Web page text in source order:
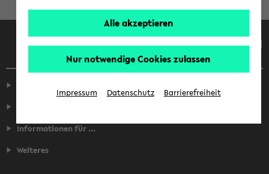
Informationen für ...
Weiteres
Alle akzeptieren
Nur notwendige Cookies zulassen
Impressum Datenschutz Barrierefreiheit